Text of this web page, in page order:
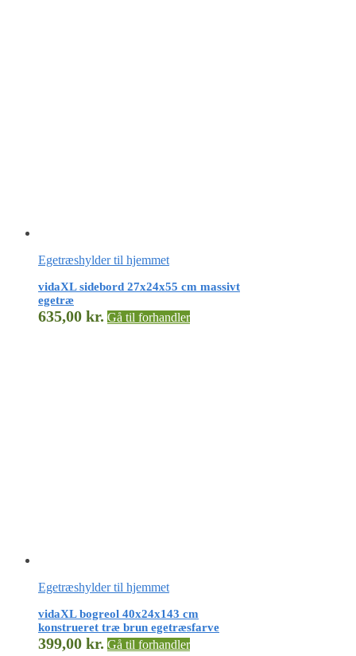
Egetræshylder til hjemmet
vidaXL sidebord 27x24x55 cm massivt
egetræ
635,00 kr. Gå til forhandler
Egetræshylder til hjemmet
vidaXL bogreol 40x24x143 cm
konstrueret træ brun egetræsfarve
399,00 kr. Gå til forhandler